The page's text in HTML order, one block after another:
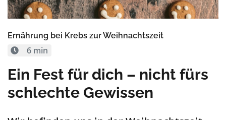
Ernährung bei Krebs zur Weihnachtszeit
6 min
Ein Fest für dich – nicht fürs
schlechte Gewissen